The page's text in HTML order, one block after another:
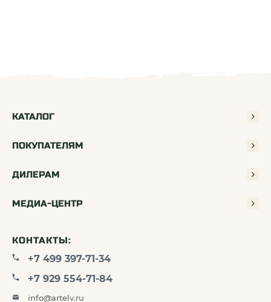
КАТАЛОГ
ПОКУПАТЕЛЯМ
ДИЛЕРАМ
МЕДИА-ЦЕНТР
КОНТАКТЫ:
+7 499 397-71-34
+7 929 554-71-84
info@artelv.ru